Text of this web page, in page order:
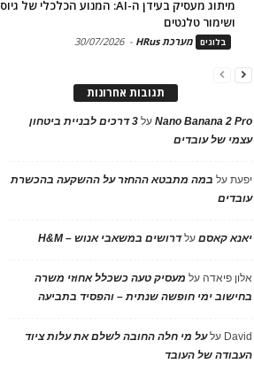
מיתוג מעסיק בעידן ה-AI: המנוע הכלכלי של גיוס
ושימור טלנטים
בלוגים מערכת HRus -
30/07/2026
תגובות אחרונות
Nano Banana 2 Proעל
3 דרכים לבניית ביטחון
עצמי של עובדים
יפעתעל במה מתבטא ההחזר על ההשקעה בהכשרת
עובדים
יאנא קאסםעלדרושים במשאבי אנוש – H&M
אלון פיאדה על מעסיק טעה כשכלל אחוזי משרה
בחישוב ימי חופשה שנתית – והפסיד בתביעה
David עלעל מי חלה החובה לשלם את עלות ציוד
העבודה של העובד